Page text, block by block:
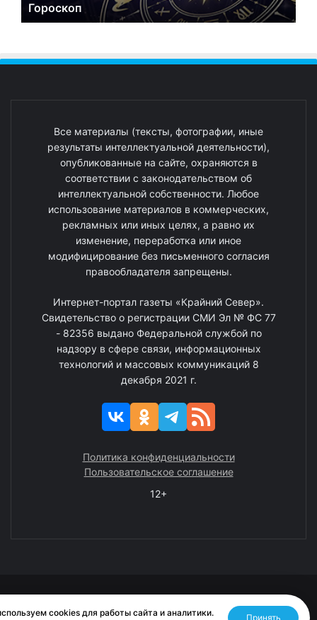
Гороскоп
Все материалы (тексты, фотографии, иные
результаты интеллектуальной деятельности),
опубликованные на сайте, охраняются в
соответствии с законодательством об
интеллектуальной собственности. Любое
использование материалов в коммерческих,
рекламных или иных целях, а равно их
изменение, переработка или иное
модифицирование без письменного согласия
правообладателя запрещены.
Интернет-портал газеты «Крайний Север».
Свидетельство о регистрации СМИ Эл № ФС 77
- 82356 выдано Федеральной службой по
надзору в сфере связи, информационных
технологий и массовых коммуникаций 8
декабря 2021 г.
Политика конфиденциальности
Пользовательское соглашение
12+
cookies для работы сайта и аналитики.
Принять